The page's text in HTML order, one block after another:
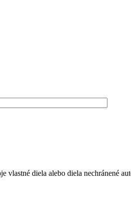
vlastné diela alebo diela nechránené